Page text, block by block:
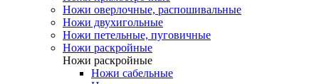
Ножи оверлочные, распошивальные
Ножи двухигольные
Ножи петельные, пуговичные
Ножи раскройные
Ножи раскройные
Ножи сабельные